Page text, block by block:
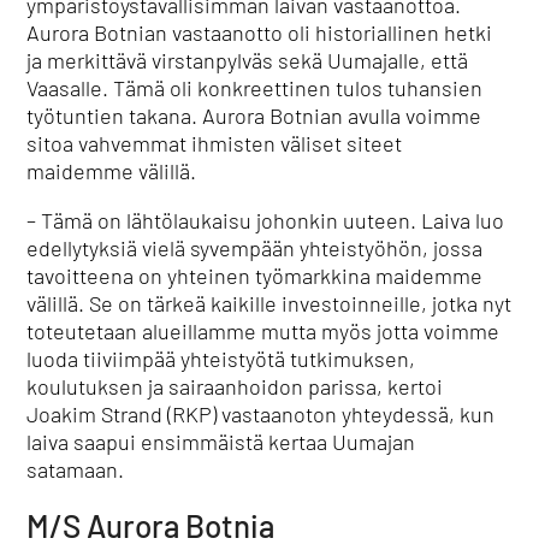
Aurora Botnian vastaanotto oli historiallinen hetki
ja merkittävä virstanpylväs sekä Uumajalle, että
Vaasalle. Tämä oli konkreettinen tulos tuhansien
työtuntien takana. Aurora Botnian avulla voimme
sitoa vahvemmat ihmisten väliset siteet
maidemme välillä.
– Tämä on lähtölaukaisu johonkin uuteen. Laiva luo
edellytyksiä vielä syvempään yhteistyöhön, jossa
tavoitteena on yhteinen työmarkkina maidemme
välillä. Se on tärkeä kaikille investoinneille, jotka nyt
toteutetaan alueillamme mutta myös jotta voimme
luoda tiiviimpää yhteistyötä tutkimuksen,
koulutuksen ja sairaanhoidon parissa, kertoi
Joakim Strand (RKP) vastaanoton yhteydessä, kun
laiva saapui ensimmäistä kertaa Uumajan
satamaan.
M/S Aurora Botnia